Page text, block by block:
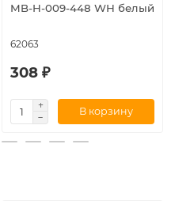
MB-H-009-448 WH белый
62063
308 ₽
В корзину